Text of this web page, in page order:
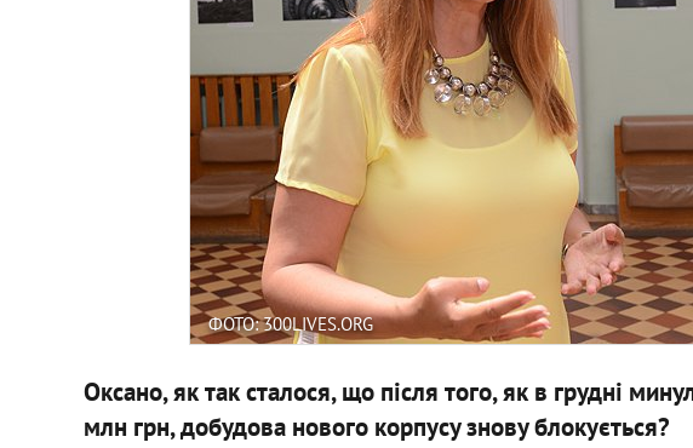
ФОТО: 300LIVES.ORG
Оксано, як так сталося, що після того, як в грудні
млн грн, добудова нового корпусу знову блокується?